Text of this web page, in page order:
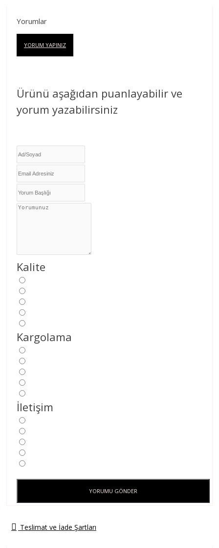
Yorumlar
YORUM YAPINIZ
Ürünü aşağıdan puanlayabilir ve
yorum yazabilirsiniz
Kalite
Kargolama
İletişim
YORUMU GÖNDER
Teslimat ve İade Şartları